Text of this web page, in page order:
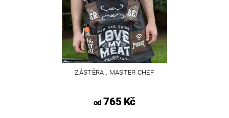
ZÁSTĚRA . MASTER CHEF
od765 Kč